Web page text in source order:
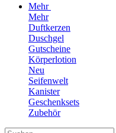
Mehr
Mehr
Duftkerzen
Duschgel
Gutscheine
Körperlotion
Neu
Seifenwelt
Kanister
Geschenksets
Zubehör